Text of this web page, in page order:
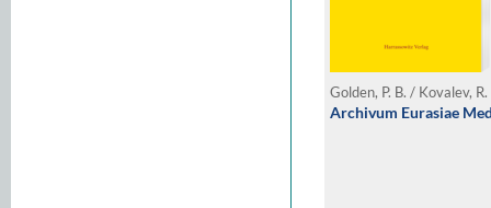
Archivum Eurasiae